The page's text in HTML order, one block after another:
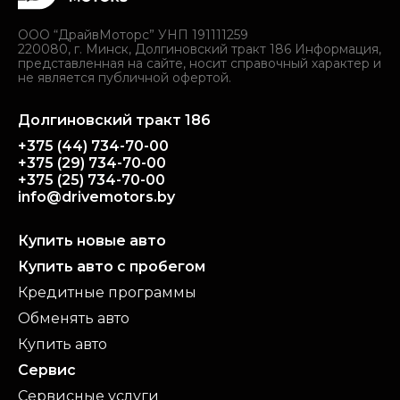
ООО “ДрайвМоторс” УНП 191111259
220080, г. Минск, Долгиновский тракт 186 Информация,
представленная на сайте, носит справочный характер и
не является публичной офертой.
Долгиновский тракт 186
+375 (44) 734-70-00
+375 (29) 734-70-00
+375 (25) 734-70-00
info@drivemotors.by
Купить новые авто
Купить авто с пробегом
Кредитные программы
Обменять авто
Купить авто
Сервис
Сервисные услуги